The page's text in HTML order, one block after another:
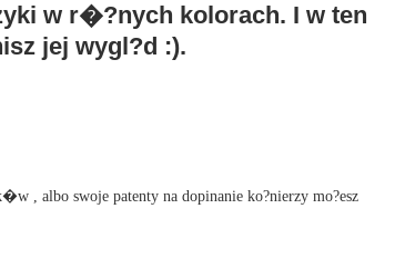
w r�?nych kolorach. I w ten
jej wygl?d :).
, albo swoje patenty na dopinanie ko?nierzy mo?esz